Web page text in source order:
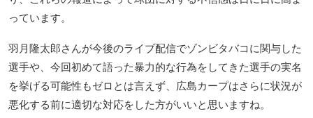
っています。
羽月隆太郎さんが今後のライブ配信でゾンビタバコに関与した
選手や、今回初めて語った暴力的な行為をしてきた選手の実名
を挙げる可能性もゼロとは言えず、広島カープはさらに状況が
悪化する前に適切な対応をした方がいいと思いますね。